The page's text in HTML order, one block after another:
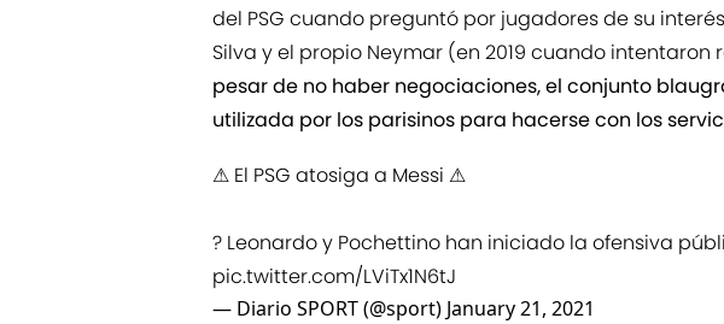
del PSG cuando preguntó por jugadores de su
Silva y el propio Neymar (en 2019 cuando intentaron
pesar de no haber negociaciones, el conjunto
utilizada por los parisinos para hacerse con los
⚠ El PSG atosiga a Messi ⚠
? Leonardo y Pochettino han iniciado la ofensiva
pic.twitter.com/LViTx1N6tJ
— Diario SPORT (@sport) January 21, 2021